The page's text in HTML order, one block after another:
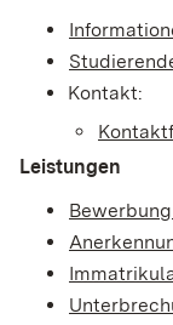
Kontakt:
Leistungen